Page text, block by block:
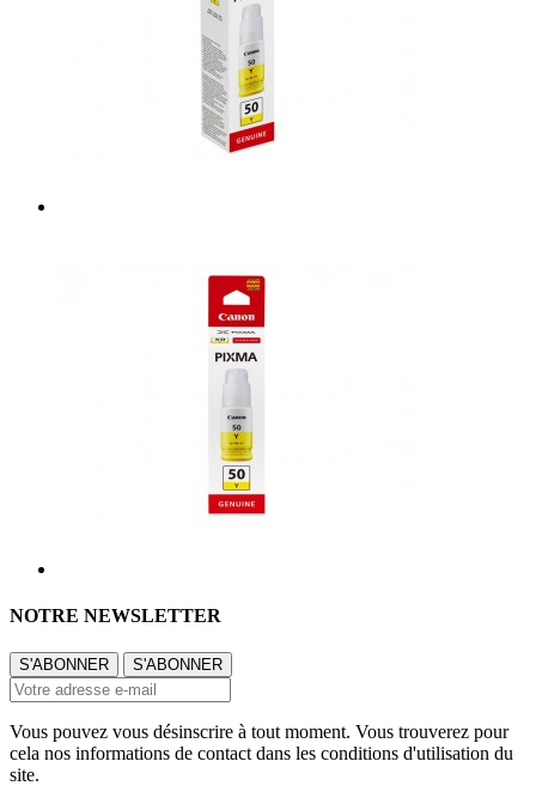
NOTRE NEWSLETTER
Vous pouvez vous désinscrire à tout moment. Vous trouverez pour
cela nos informations de contact dans les conditions d'utilisation du
site.